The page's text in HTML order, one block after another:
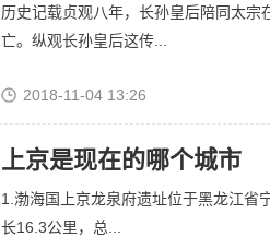
历史记载贞观八年，长孙皇后陪同太
亡。纵观长孙皇后这传...
2018-11-04 13:26
上京是现在的哪个城市
1.渤海国上京龙泉府遗址位于黑龙江省
长16.3公里，总...